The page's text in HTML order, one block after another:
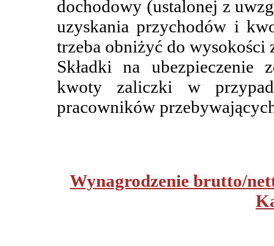
dochodowy (ustalonej z
uzyskania przychodów i
trzeba obniżyć do wysokości
Składki na ubezpieczenie
kwoty zaliczki w
pracowników
Wynagrodzenie brutto/